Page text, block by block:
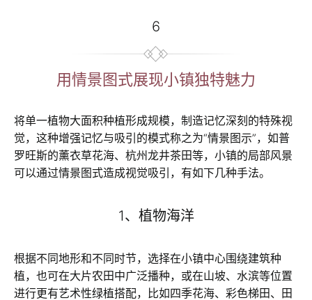
6
用情景图式展现小镇独特魅力
将单一植物大面积种植形成规模，制造记忆深刻的特殊视
觉，这种增强记忆与吸引的模式称之为“情景图示”，如普
罗旺斯的薰衣草花海、杭州龙井茶田等，小镇的局部风景
可以通过情景图式造成视觉吸引，有如下几种手法。
1、植物海洋
根据不同地形和不同时节，选择在小镇中心围绕建筑种
植，也可在大片农田中广泛播种，或在山坡、水滨等位置
进行更有艺术性绿植搭配，比如四季花海、彩色梯田、田